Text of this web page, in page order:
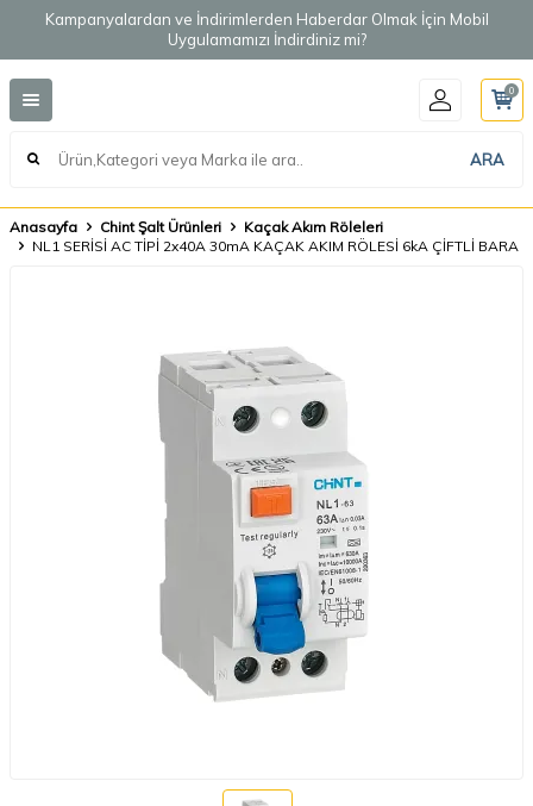
Kampanyalardan ve İndirimlerden Haberdar Olmak İçin Mobil
Uygulamamızı İndirdiniz mi?
ARA
0
Anasayfa Chint Şalt Ürünleri
Kaçak Akım Röleleri
NL1 SERİSİ AC TİPİ 2x40A 30mA KAÇAK AKIM RÖLESİ 6kA ÇİFTLİ BARA